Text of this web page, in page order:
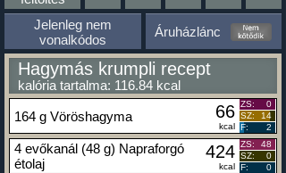
Jelenleg nem
vonalkódos
Áruházlánc
Hagymás krumpli recept
kalória tartalma: 116.84 kcal
164 g Vöröshagyma 66
kcal
ZS:
0
SZ:
14
F:
2
4 evőkanál (48 g) Napraforgó
étolaj
424
kcal
ZS:
48
SZ:
0
F:
0